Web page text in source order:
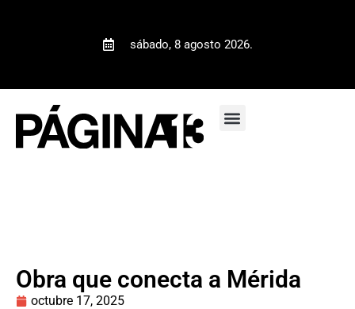
sábado, 8 agosto 2026.
Obra que conecta a Mérida
octubre 17, 2025